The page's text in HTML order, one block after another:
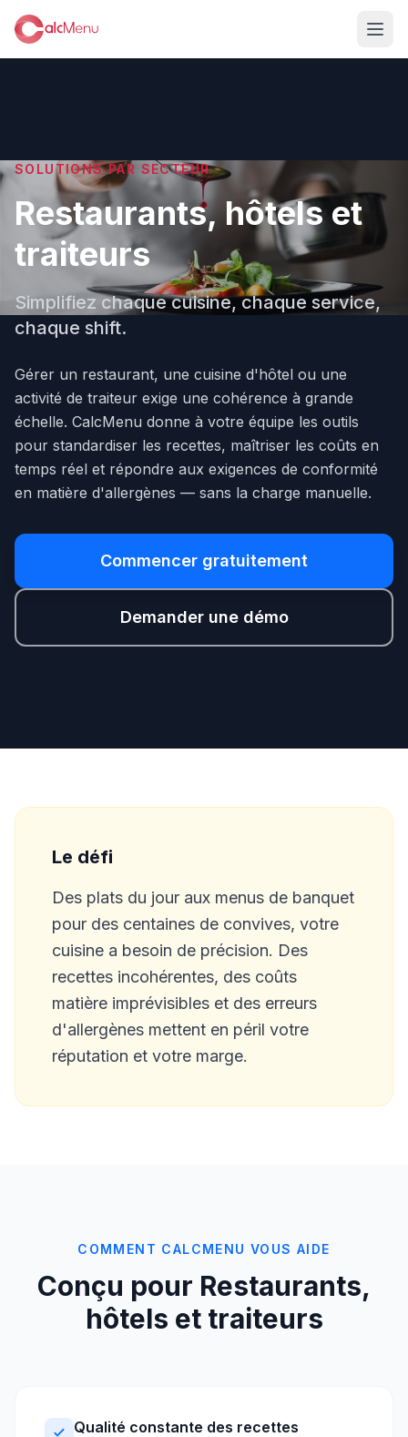
SOLUTIONS PAR SECTEUR
Restaurants, hôtels et
traiteurs
Simplifiez chaque cuisine, chaque service,
chaque shift.
Gérer un restaurant, une cuisine d'hôtel ou une
activité de traiteur exige une cohérence à grande
échelle. CalcMenu donne à votre équipe les outils
pour standardiser les recettes, maîtriser les coûts en
temps réel et répondre aux exigences de conformité
en matière d'allergènes — sans la charge manuelle.
Commencer gratuitement
Demander une démo
Le défi
Des plats du jour aux menus de banquet
pour des centaines de convives, votre
cuisine a besoin de précision. Des
recettes incohérentes, des coûts
matière imprévisibles et des erreurs
d'allergènes mettent en péril votre
réputation et votre marge.
COMMENT CALCMENU VOUS AIDE
Conçu pour Restaurants,
hôtels et traiteurs
Qualité constante des recettes